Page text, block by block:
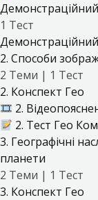
1 Тест
2. Способи
2 Теми | 1 Тест
2. Конспект Гео
2.
2. Тест Гео
3. Географічні
планети
2 Теми | 1 Тест
3. Конспект Гео